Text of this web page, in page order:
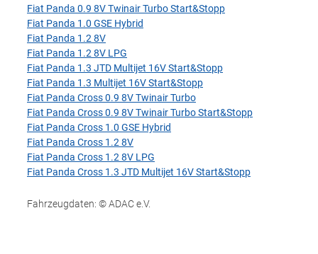
Fiat Panda 0.9 8V Twinair Turbo Start&Stopp
Fiat Panda 1.0 GSE Hybrid
Fiat Panda 1.2 8V
Fiat Panda 1.2 8V LPG
Fiat Panda 1.3 JTD Multijet 16V Start&Stopp
Fiat Panda 1.3 Multijet 16V Start&Stopp
Fiat Panda Cross 0.9 8V Twinair Turbo
Fiat Panda Cross 0.9 8V Twinair Turbo Start&Stopp
Fiat Panda Cross 1.0 GSE Hybrid
Fiat Panda Cross 1.2 8V
Fiat Panda Cross 1.2 8V LPG
Fiat Panda Cross 1.3 JTD Multijet 16V Start&Stopp
Fahrzeugdaten: © ADAC e.V.